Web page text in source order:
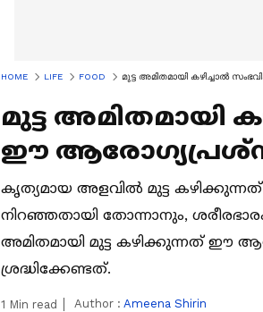
HOME LIFE FOOD മുട്ട അമിതമായി കഴിച്ചാൽ
മുട്ട അമിതമായി
ഈ
കൃത്യമായ അളവിൽ മുട്ട കഴിക്കുന്നത്
നിറഞ്ഞതായി തോന്നാനും,
അമിതമായി മുട്ട കഴിക്കുന്നത് ഈ
ശ്രദ്ധിക്കേണ്ടത്.
1 Min read Author : Ameena Shirin